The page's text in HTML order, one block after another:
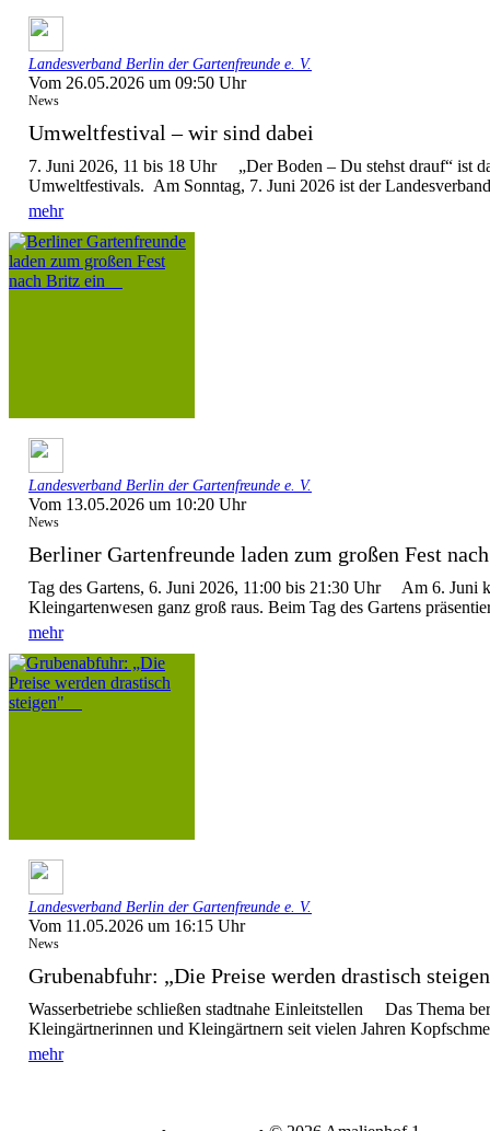
Landesverband Berlin der Gartenfreunde e. V.
Vom 26.05.2026 um 09:50 Uhr
News
Umweltfestival – wir sind dabei
7. Juni 2026, 11 bis 18 Uhr „Der Boden – Du stehst drauf“ ist
Umweltfestivals. Am Sonntag, 7. Juni 2026 ist der
mehr
Landesverband Berlin der Gartenfreunde e. V.
Vom 13.05.2026 um 10:20 Uhr
News
Berliner Gartenfreunde laden zum großen Fest
Tag des Gartens, 6. Juni 2026, 11:00 bis 21:30 Uhr Am 6. Juni
Kleingartenwesen ganz groß raus. Beim Tag des Gartens
mehr
Landesverband Berlin der Gartenfreunde e. V.
Vom 11.05.2026 um 16:15 Uhr
News
Grubenabfuhr: „Die Preise werden drastisch
Wasserbetriebe schließen stadtnahe Einleitstellen Das Thema
Kleingärtnerinnen und Kleingärtnern seit vielen Jahren
mehr